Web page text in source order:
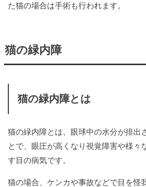
た猫の場合は手術も行われます。
猫の緑内障
猫の緑内障とは
猫の緑内障とは、眼球中の水分が排出
とで、眼圧が高くなり視覚障害や様々
す目の病気です。
猫の場合、ケンカや事故などで目を怪